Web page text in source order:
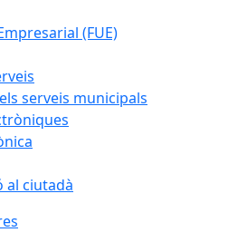
(FUE)
serveis municipals
al ciutadà